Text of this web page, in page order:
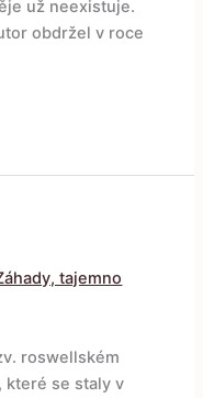
už neexistuje.
obdržel v roce
tajemno
roswellském
které se staly v